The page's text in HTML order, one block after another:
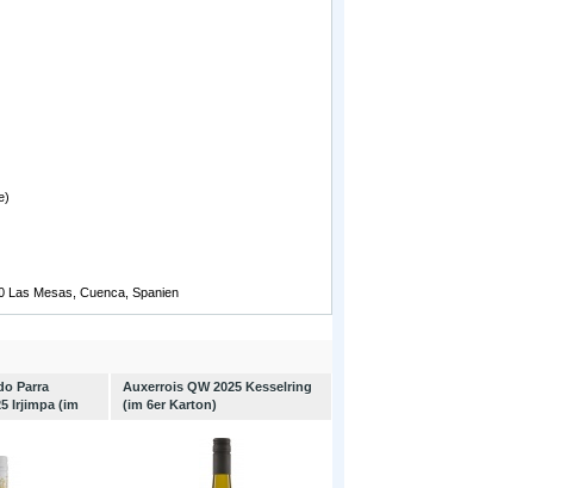
Las Mesas, Cuenca, Spanien
Parra
Irjimpa (im
Auxerrois QW 2025 Kesselring
(im 6er Karton)